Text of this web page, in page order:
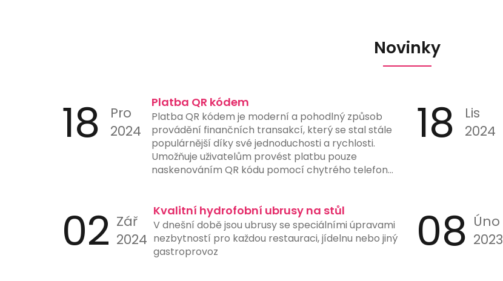
Novinky
18
Pro
2024
Platba QR kódem
Platba QR kódem je moderní a pohodlný způsob
provádění finančních transakcí, který se stal stále
populárnější díky své jednoduchosti a rychlosti.
Umožňuje uživatelům provést platbu pouze
naskenováním QR kódu pomocí chytrého telefonu
ručního zadávání čísel účtů, čímž snižuje riziko chyb
a urychluje proces platby. Mnohé banky a finanční
instituce nyní nabízejí možnost generování a
skenování QR kódů přímo ve svých aplikacích, což
18
Lis
2024
02 Zář
2024
Kvalitní hydrofobní ubrusy na stůl
V dnešní době jsou ubrusy se speciálními úpravami
nezbytností pro každou restauraci, jídelnu nebo jiný
gastroprovoz
08 Úno
2023